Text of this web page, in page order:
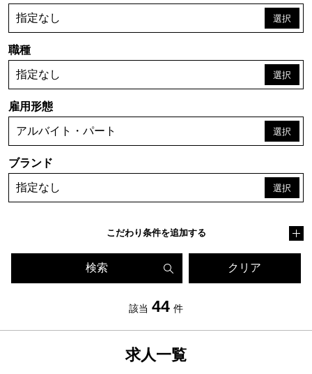
指定なし
職種
指定なし
雇用形態
アルバイト・パート
ブランド
指定なし
こだわり条件を追加する
該当 44 件
検索 クリア
求人一覧